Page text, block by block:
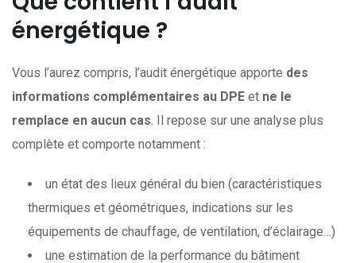
énergétique ?
Vous l’aurez compris, l’audit énergétique apporte des
informations complémentaires au DPE et ne le
remplace en aucun cas. Il repose sur une analyse plus
complète et comporte notamment :
un état des lieux général du bien (caractéristiques
thermiques et géométriques, indications sur les
équipements de chauffage, de ventilation, d’éclairage…)
une estimation de la performance du bâtiment